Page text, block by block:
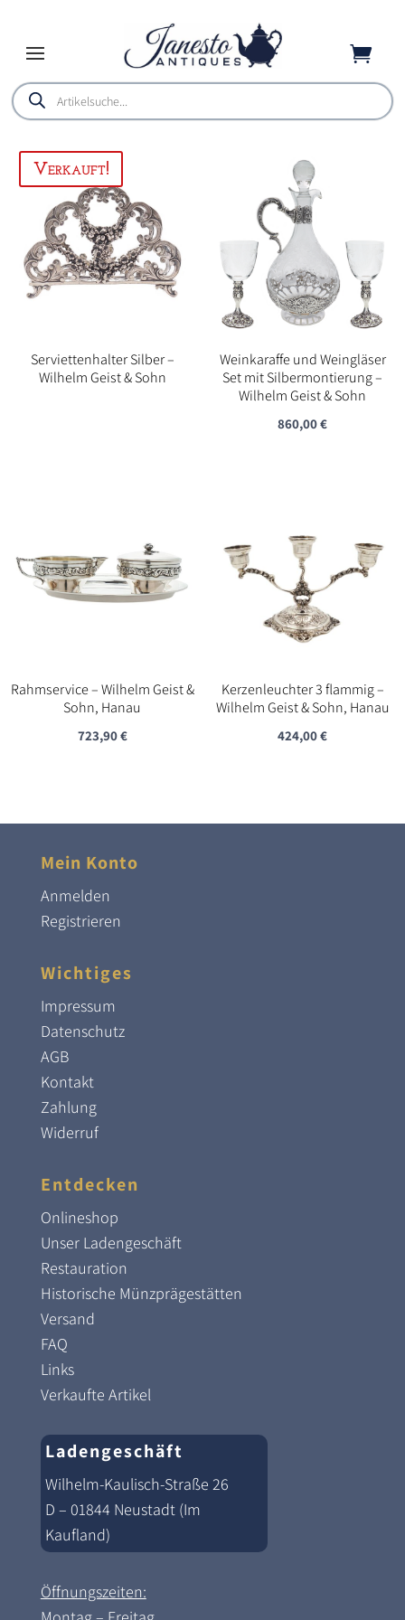

Products
search
Serviettenhalter Silber –
Wilhelm Geist & Sohn
Weinkaraffe und Weingläser
Set mit Silbermontierung –
Wilhelm Geist & Sohn
860,00€
Rahmservice – Wilhelm Geist &
Sohn, Hanau
723,90€
Kerzenleuchter 3 flammig –
Wilhelm Geist & Sohn, Hanau
424,00€
Mein Konto
Anmelden
Registrieren
Wichtiges
Impressum
Datenschutz
AGB
Kontakt
Zahlung
Widerruf
Entdecken
Onlineshop
Unser Ladengeschäft
Restauration
Historische Münzprägestätten
Versand
FAQ
Links
Verkaufte Artikel
Ladengeschäft
Wilhelm-Kaulisch-Straße 26
D – 01844 Neustadt (Im
Kaufland)
Öffnungszeiten: